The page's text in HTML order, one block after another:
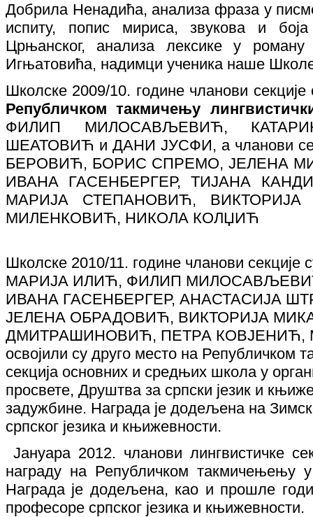
Добрила Ненадића, анализа фраза у
испиту, попис мириса, звукова и
Црњанског, анализа лексике у
Игњатовића, надимци ученика наше
Школске 2009/10. године чланови
Републичком такмичењу
ФИЛИП МИЛОСАВЉЕВИЋ,
ШЕАТОВИЋ и ДАНИ ЈУСФИ, а чланови
БЕРОВИЋ, БОРИС СПРЕМО, ЈЕЛЕНА
ИВАНА ГАСЕНБЕРГЕР, ТИЈАНА
МАРИЈА СТЕПАНОВИЋ,
МИЛЕНКОВИЋ, НИКОЛА КОЛЏИЋ
Школске 2010/11. године чланови
МАРИЈА ИЛИЋ, ФИЛИП
ИВАНА ГАСЕНБЕРГЕР, АНАСТАСИЈА
ЈЕЛЕНА ОБРАДОВИЋ, ВИКТОРИЈА
ДМИТРАШИНОВИЋ, ПЕТРА КОВЈЕНИЋ,
освојили су друго место на Републичком
секција основних и средњих школа у
просвете, Друштва за српски језик и
задужбине. Награда је додељена на
српског језика и књижевности.
Јануара 2012. чланови лингвистичке
награду на Републичком такмичењењу
Награда је додељена, као и прошле
професоре српског језика и књижевности.